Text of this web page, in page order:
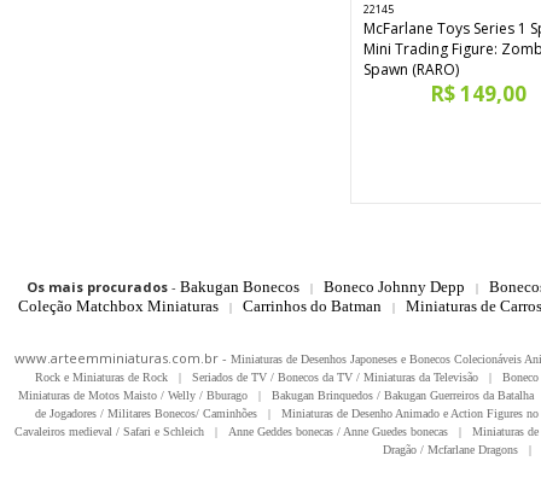
22145
McFarlane Toys Series 1
Mini Trading Figure:
Spawn (RARO)
R$ 149,00
Os mais procurados- Bakugan Bonecos | Boneco Johnny Depp |
Coleção Matchbox Miniaturas
| Carrinhos do Batman | Miniaturas de
www.arteemminiaturas.com.br - Miniaturas de Desenhos Japoneses e Bonecos Colecionáveis
Rock e Miniaturas de Rock
| Seriados de TV / Bonecos da TV / Miniaturas da Televisão |
Miniaturas de Motos Maisto / Welly / Bburago
| Bakugan Brinquedos / Bakugan Guerreiros da Batalha
de Jogadores / Militares Bonecos/ Caminhões
|
Miniaturas de Desenho Animado e Action Figures
Cavaleiros medieval / Safari e Schleich
| Anne Geddes bonecas / Anne Guedes bonecas |
Miniaturas
Dragão / Mcfarlane Dragons
|